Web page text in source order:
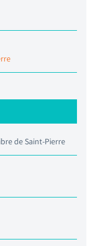
de Saint-Pierre